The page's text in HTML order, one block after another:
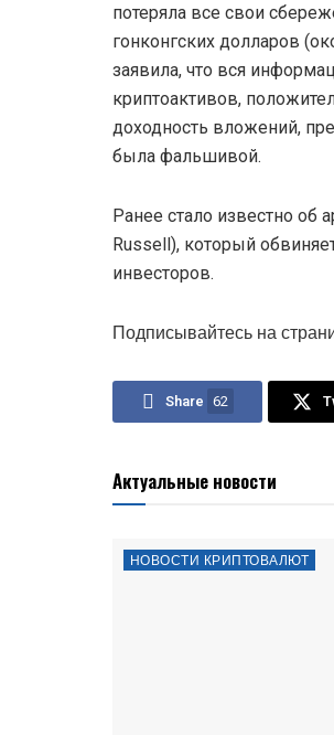
потеряла все свои
гонконгских долларов
заявила, что вся
криптоактивов,
доходность вложений,
была фальшивой.
Ранее стало известно об
Russell), который
инвесторов.
Подписывайтесь на
Share 62
Актуальные новости
НОВОСТИ КРИПТОВАЛЮТ